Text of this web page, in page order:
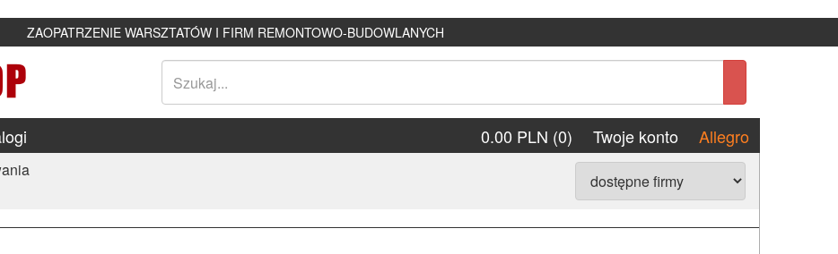
ZAOPATRZENIE WARSZTATÓW I FIRM REMONTOWO-BUDOWLANYCH
0.00 PLN (0) Twoje konto
Allegro